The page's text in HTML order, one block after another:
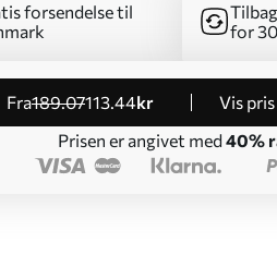
forsendelse til
for
fra189.07113.44kr
Vis pris
Prisen er angivet med 40%